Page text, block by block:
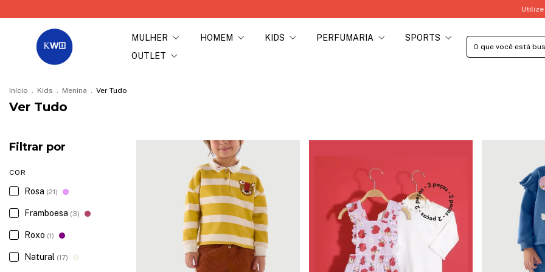
Utilize o Cupom
MULHER HOMEM KIDS PERFUMARIA
SPORTS
OUTLET
Início . Kids . Menina . Ver Tudo
Ver Tudo
Filtrar por
COR
Rosa (21)
Framboesa (3)
Roxo (1)
Natural (17)